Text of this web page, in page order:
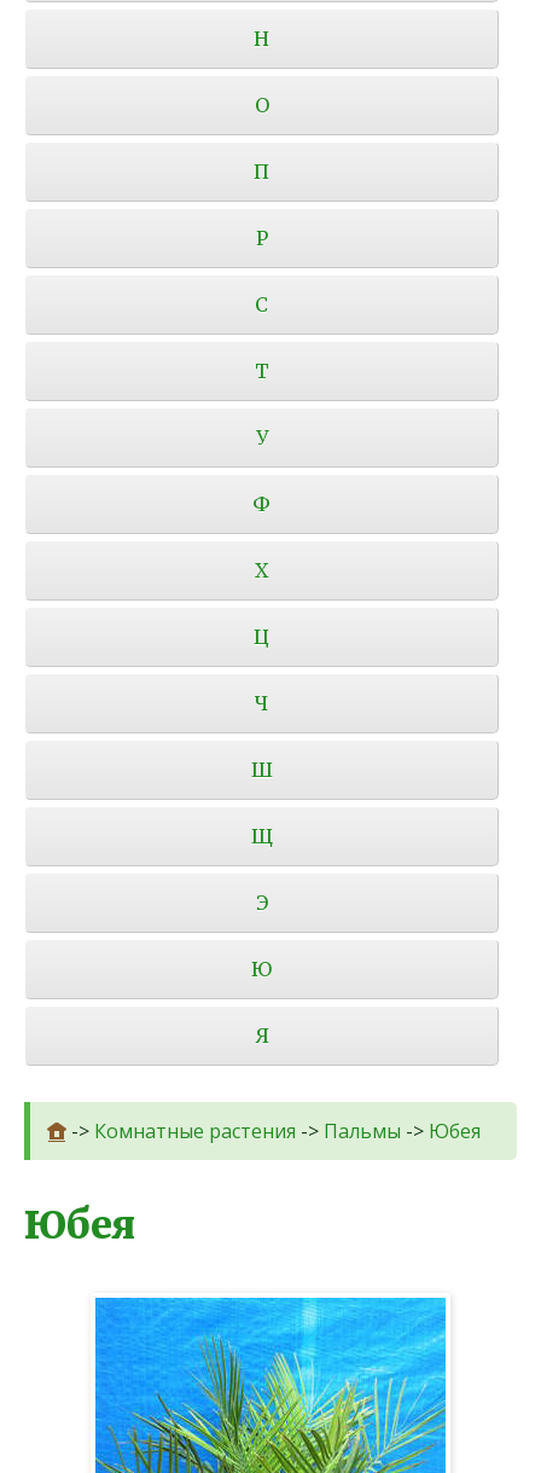
Н
О
П
Р
С
Т
У
Ф
Х
Ц
Ч
Ш
Щ
Э
Ю
Я
-> Комнатные растения -> Пальмы -> Юбея
Юбея